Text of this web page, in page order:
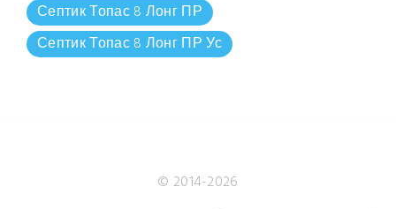
Септик Топас 8 Лонг ПР
Септик Топас 8 Лонг ПР Ус
© 2014-2026